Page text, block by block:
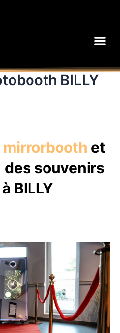
BILLY
mirrorbooth et
des souvenirs
BILLY